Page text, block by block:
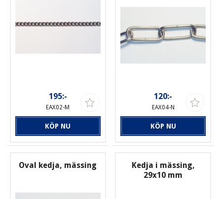
195:-
EAX02-M
KÖP NU
120:-
EAX04-N
KÖP NU
Oval kedja, mässing
Kedja i mässing,
29x10 mm